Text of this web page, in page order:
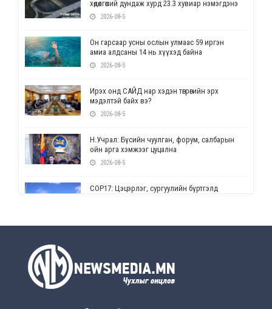
хөдөлгөөний дундаж хурд 23.3 хувиар нэмэгдэнэ
2026-08-5
Он гарсаар усны ослын улмаас 59 иргэн
амиа алдсаны 14 нь хүүхэд байна
2026-08-5
Ирэх онд САЙД нар хэдэн төгрөгийн эрх
мэдэлтэй байх вэ?
2026-08-5
Н.Учрал: Бүсийн чуулган, форум, салбарын
ойн арга хэмжээг цуцална
2026-08-5
СОР17: Цэцэрлэг, сургуулийн бүртгэлд
2026-08-5